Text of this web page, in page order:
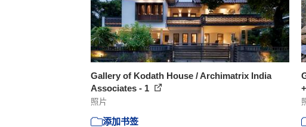
Gallery of Kodath House / Archimatrix India
Associates - 1
照片
添加书签